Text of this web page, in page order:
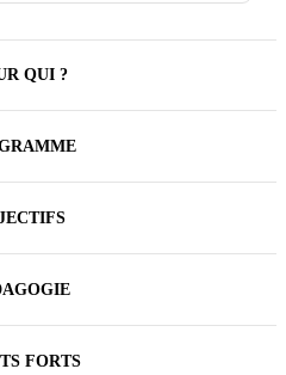
respect de
alors la mission des
Ce cycle leur est dédié. Ils
les outils et
leurs projets. La
compréhension des enjeux
d'un plan
de la démarche RSE
QUI ?
FORTS